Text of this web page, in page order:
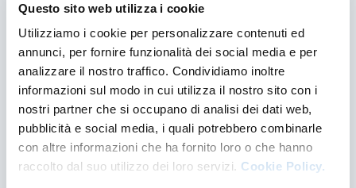
Questo sito web utilizza i cookie
Utilizziamo i cookie per personalizzare contenuti ed
annunci, per fornire funzionalità dei social media e per
analizzare il nostro traffico. Condividiamo inoltre
informazioni sul modo in cui utilizza il nostro sito con i
nostri partner che si occupano di analisi dei dati web,
pubblicità e social media, i quali potrebbero combinarle
con altre informazioni che ha fornito loro o che hanno
raccolto dal suo utilizzo dei loro servizi. Cookie Policy.
SCOPRI DI PIÙINIZIATIVE DI PUBLIC ENGAGEMENT DEL